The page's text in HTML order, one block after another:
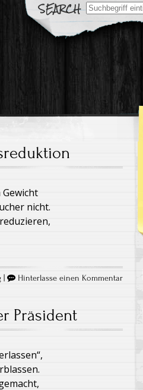
Search
for:
nicht.
| Hinterlasse einen Kommentar
Präsident